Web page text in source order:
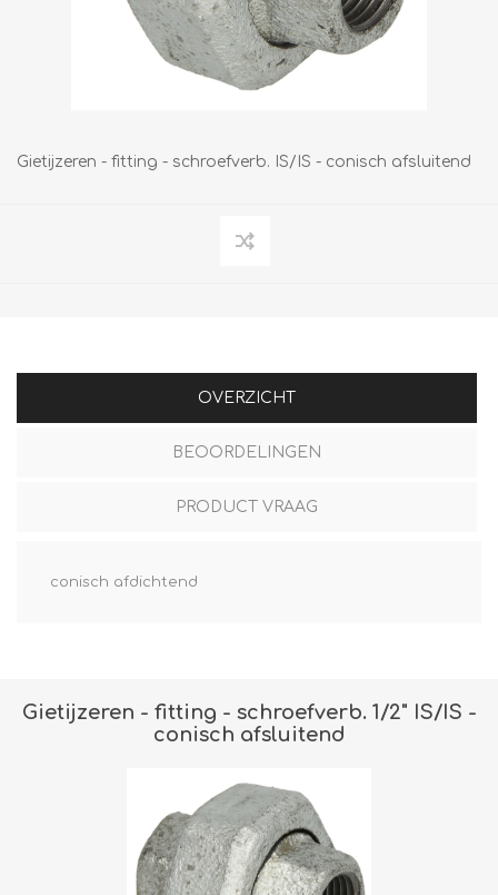
Gietijzeren - fitting - schroefverb. IS/IS - conisch afsluitend
OVERZICHT
BEOORDELINGEN
PRODUCT VRAAG
conisch afdichtend
Gietijzeren - fitting - schroefverb. 1/2" IS/IS -
conisch afsluitend